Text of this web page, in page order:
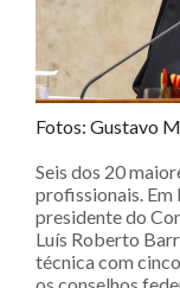
Fotos: Gustavo
Seis dos 20
profissionais. Em
presidente do
Luís Roberto
técnica com
os conselhos